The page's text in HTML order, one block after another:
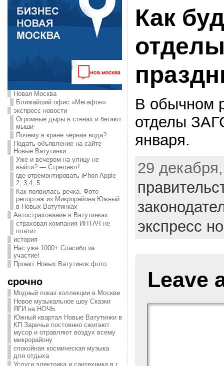
Новая Москва
Ближайший офис «Мегафон»
экспресс новости
Огромные дыры в стенах и бегают
мыши
Почему в кране чёрная вода?
Подать объявление на сайте
Новые Ватутинки
Уже и вечером на улицу не
выйти? — Стреляют!
где отремонтировать iPhon Apple
2, 3,4, 5
Как появилась речка. Фото
репортаж из Микрорайона Южный
в Новых Ватутинках
Автострахование в Ватутинках
страховая компания ИНТАЧ не
платит
история
Нас уже 1000+ Спасибо за
участие!
Проект Новых Ватутинок фото
срочно
Модный показ коллекции в Москве
Новое музыкальное шоу Сказки
ЯГИ на НОЧЬ
Южный квартал Новые Ватутинки в
КП Заречье постоянно сжигают
мусор и отравляют воздух всему
микрорайону
спокойная космическая музыка
для отдыха
Услуги электрика и сантехника в г.
Как
В обычном
отделы
января.
29
экспресс
Leave